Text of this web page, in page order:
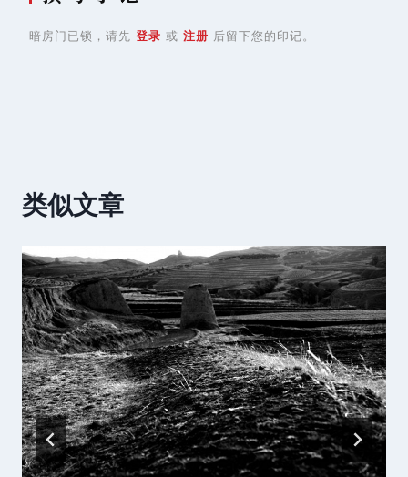
暗房门已锁，请先 登录 或 注册 后留下您的印记。
类似文章